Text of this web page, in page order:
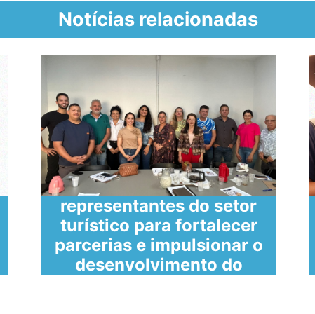
Notícias relacionadas
SECULT reúne
representantes do setor
turístico para fortalecer
parcerias e impulsionar o
desenvolvimento do